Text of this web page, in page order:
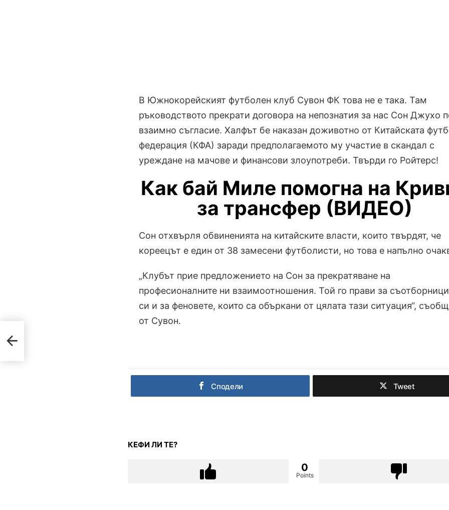
В Южнокорейският футболен клуб Сувон ФК това не е така. Там
ръководството прекрати договора на непознатия за нас Сон Джухо
взаимно съгласие. Халфът бе наказан доживотно от Китайската
федерация (КФА) заради предполагаемото му участие в скандал с
уреждане на мачове и финансови злоупотреби. Твърди го Ройтерс!
Как бай Миле помогна на
за трансфер (ВИДЕО)
Сон отхвърля обвиненията на китайските власти, които твърдят, че
кореецът е един от 38 замесени футболисти, но това е напълно
„Клубът прие предложението на Сон за прекратяване на
професионалните ни взаимоотношения. Той го прави за
си и за феновете, които са объркани от цялата тази ситуация“,
от Сувон.
Сподели Tweet
КЕФИ ЛИ ТЕ?
0
Points